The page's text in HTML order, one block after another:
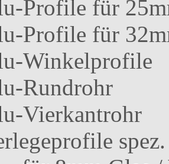
Profile für
Profile für
Winkelprofile
Rundrohr
Vierkantrohr